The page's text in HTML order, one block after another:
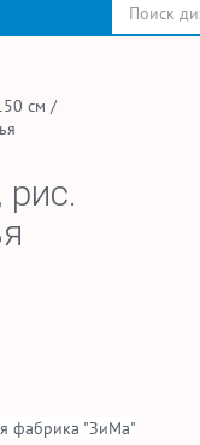
см /
фабрика "ЗиМа"